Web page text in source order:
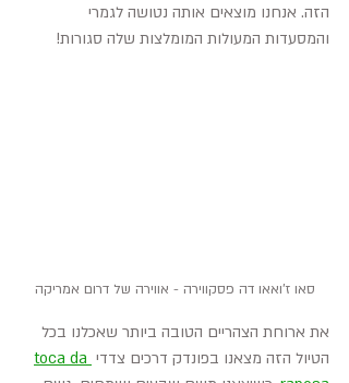
הזה. אנחנו מוצאים אותה נטושה לגמרי
והמסעדות המעולות המומלצות שלה סגורות!
סאו ז'ואאו דה פסקווירה - אווירה של דרום אמריקה
את ארוחת הצהריים הטובה ביותר שאכלנו בכל
הטיול הזה מצאנו בפונדק דרכים צדדי toca da